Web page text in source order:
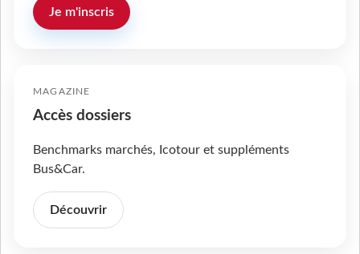
Je m'inscris
MAGAZINE
Accès dossiers
Benchmarks marchés, Icotour et suppléments
Bus&Car.
Découvrir